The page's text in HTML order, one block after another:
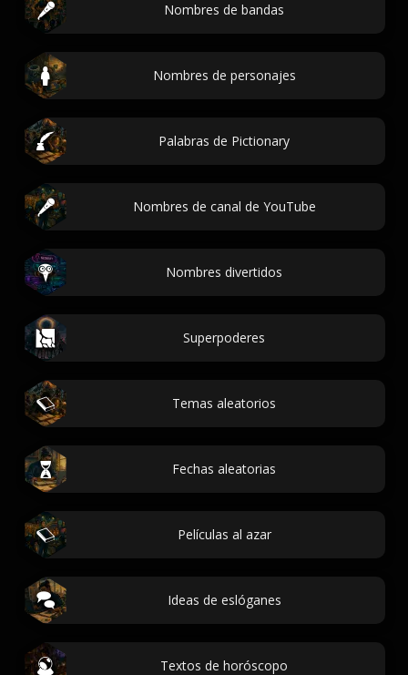
Nombres de bandas
Nombres de personajes
Palabras de Pictionary
Nombres de canal de YouTube
Nombres divertidos
Superpoderes
Temas aleatorios
Fechas aleatorias
Películas al azar
Ideas de eslóganes
Textos de horóscopo